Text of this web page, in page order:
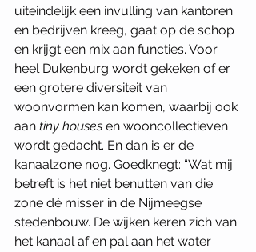
uiteindelijk een invulling van kantoren
en bedrijven kreeg, gaat op de schop
en krijgt een mix aan functies. Voor
heel Dukenburg wordt gekeken of er
een grotere diversiteit van
woonvormen kan komen, waarbij ook
aan tiny houses en wooncollectieven
wordt gedacht. En dan is er de
kanaalzone nog. Goedknegt: “Wat mij
betreft is het niet benutten van die
zone dé misser in de Nijmeegse
stedenbouw. De wijken keren zich van
het kanaal af en pal aan het water